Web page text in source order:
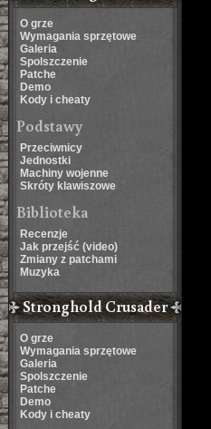
O grze
Wymagania sprzętowe
Galeria
Spolszczenie
Patche
Demo
Kody i cheaty
Podstawy
Przeciwnicy
Jednostki
Machiny wojenne
Skróty klawiszowe
Biblioteka
Recenzje
Jak przejść (video)
Zmiany z patchami
Muzyka
Stronghold Crusader
O grze
Wymagania sprzętowe
Galeria
Spolszczenie
Patche
Demo
Kody i cheaty